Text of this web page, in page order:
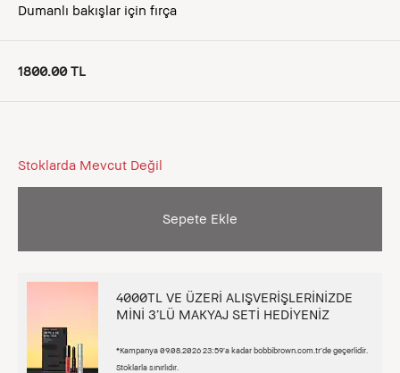
Dumanlı bakışlar için fırça
1800.00 TL
Stoklarda Mevcut Değil
Sepete Ekle
4000TL VE ÜZERİ ALIŞVERİŞLERİNİZDE
MİNİ 3’LÜ MAKYAJ SETİ HEDİYENİZ
*Kampanya 09.08.2026 23:59’a kadar bobbibrown.com.tr’de geçerlidir.
Stoklarla sınırlıdır.